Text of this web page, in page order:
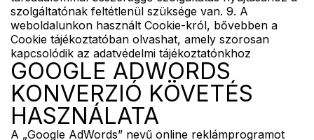
szolgáltatónak feltétlenül szüksége van. 9. A
weboldalunkon használt Cookie-król, bővebben a
Cookie tájékoztatóban olvashat, amely szorosan
kapcsolódik az adatvédelmi tájékoztatónkhoz
GOOGLE ADWORDS
KONVERZIÓ KÖVETÉS
HASZNÁLATA
A „Google AdWords” nevű online reklámprogramot